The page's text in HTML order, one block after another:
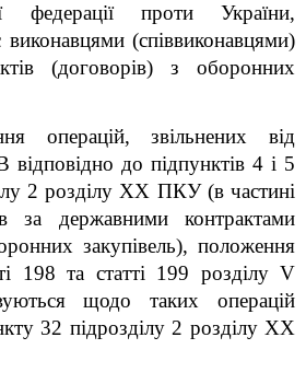
федерації проти України,
виконавцями (співвиконавцями)
(договорів) з оборонних
операцій, звільнених від
до підпунктів 4 і 5
2 розділу XX ПКУ (в частині
за державними контрактами
закупівель), положення
198 та статті 199 розділу V
щодо таких операцій
32 підрозділу 2 розділу XX